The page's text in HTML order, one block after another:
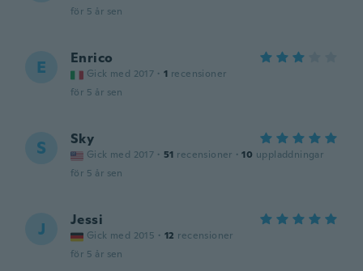
för 5 år sen
E Enrico
Gick med 2017 · 1 recensioner
för 5 år sen
S Sky
Gick med 2017 · 51 recensioner · 10 uppladdningar
för 5 år sen
J Jessi
Gick med 2015 · 12 recensioner
för 5 år sen